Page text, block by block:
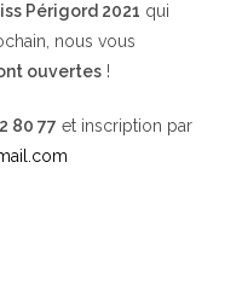
Périgord 2021 qui
nous vous
ouvertes !
80 77 et inscription par